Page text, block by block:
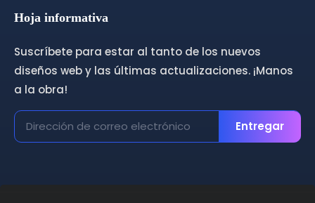
Hoja informativa
Suscríbete para estar al tanto de los nuevos
diseños web y las últimas actualizaciones. ¡Manos
a la obra!
Entregar